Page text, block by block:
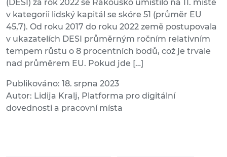
(DESI) za rok 2022 se Rakousko umístilo na 11. místě
v kategorii lidský kapitál se skóre 51 (průměr EU
45,7). Od roku 2017 do roku 2022 země postupovala
v ukazatelích DESI průměrným ročním relativním
tempem růstu o 8 procentních bodů, což je trvale
nad průměrem EU. Pokud jde […]
Publikováno: 18. srpna 2023
Autor: Lidija Kralj, Platforma pro digitální
dovednosti a pracovní místa